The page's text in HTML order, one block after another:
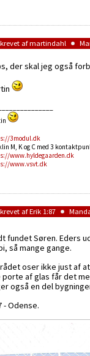
afmartindahl
der skal jeg også
3modul.dk
M, K og C med 3
www.hyldegaarden.dk
www.vsvt.dk
afErik 1:87
fundet Søren. Eders
så mange gange.
oser ikke just af
porte af glas får det
også en del
- Odense.